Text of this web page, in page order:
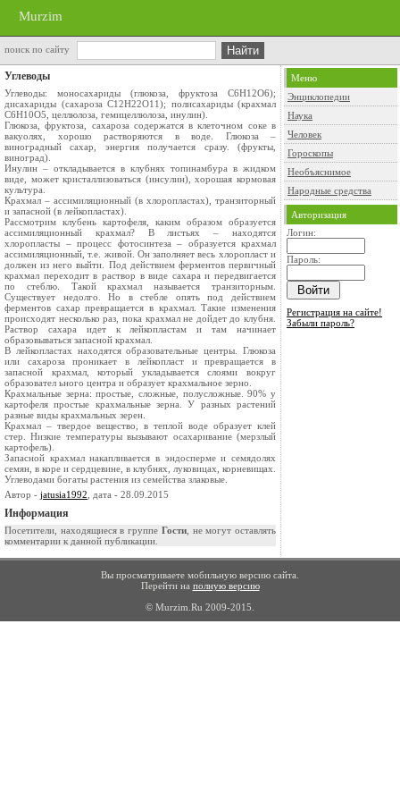
Murzim
поиск по сайту
Углеводы
Углеводы: моносахариды (глюкоза, фруктоза С6Н12О6);
дисахариды (сахароза С12Н22О11); полисахариды (крахмал
С6Н10О5, целлюлоза, гемицеллюлоза, инулин).
Глюкоза, фруктоза, сахароза содержатся в клеточном соке в
вакуолях, хорошо растворяются в воде. Глюкоза –
виноградный сахар, энергия получается сразу. (фрукты,
виноград).
Инулин – откладывается в клубнях топинамбура в жидком
виде, может кристаллизоваться (инсулин), хорошая кормовая
культура.
Крахмал – ассимиляционный (в хлоропластах), транзиторный
и запасной (в лейкопластах).
Рассмотрим клубень картофеля, каким образом образуется
ассимиляционный крахмал? В листьях – находятся
хлоропласты – процесс фотосинтеза – образуется крахмал
ассимиляционный, т.е. живой. Он заполняет весь хлоропласт и
должен из него выйти. Под действием ферментов первичный
крахмал переходит в раствор в виде сахара и передвигается
по стеблю. Такой крахмал называется транзиторным.
Существует недолго. Но в стебле опять под действием
ферментов сахар превращается в крахмал. Такие изменения
происходят несколько раз, пока крахмал не дойдет до клубня.
Раствор сахара идет к лейкопластам и там начинает
образовываться запасной крахмал.
В лейкопластах находятся образовательные центры. Глюкоза
или сахароза проникает в лейкопласт и превращается в
запасной крахмал, который укладывается слоями вокруг
образовател ьного центра и образует крахмальное зерно.
Крахмальные зерна: простые, сложные, полусложные. 90% у
картофеля простые крахмальные зерна. У разных растений
разные виды крахмальных зерен.
Крахмал – твердое вещество, в теплой воде образует клей
стер. Низкие температуры вызывают осахаривание (мерзлый
картофель).
Запасной крахмал накапливается в эндосперме и семядолях
семян, в коре и сердцевине, в клубнях, луковицах, корневищах.
Углеводами богаты растения из семейства злаковые.
Автор - jatusia1992 , дата - 28.09.2015
Информация
Посетители, находящиеся в группе Гости, не могут оставлять
комментарии к данной публикации.
Меню
Энциклопедии
Наука
Человек
Гороскопы
Необъяснимое
Народные средства
Авторизация
Логин:
Пароль:
Регистрация на сайте!
Забыли пароль?
Вы просматриваете мобильную версию сайта.
Перейти на полную версию
© Murzim.Ru 2009-2015.